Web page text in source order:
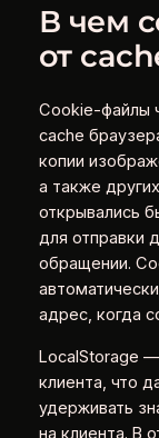
В чем
от
Cookie-файлы
cache
копии
а также
открывались
для отправки
обращении.
адрес, когда
LocalStorage
клиента, что
удерживать
на клиента. В